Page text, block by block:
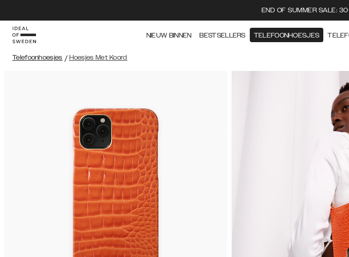
END OF SUMMER SALE:
NIEUW BINNEN BESTSELLERS TELEFOONHOESJES
Telefoonhoesjes / Hoesjes Met Koord